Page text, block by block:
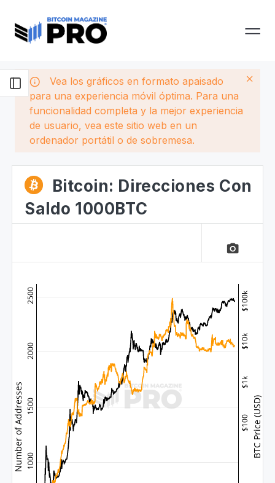
Vea los gráficos en formato apaisado
para una experiencia móvil óptima. Para una
funcionalidad completa y la mejor experiencia
de usuario, vea este sitio web en un
ordenador portátil o de sobremesa.
Bitcoin: Direcciones Con
Saldo 1000BTC
camera_alt
$100
$1k
$10k
$100k
1000
1500
2000
2500
BTC Price (USD)
Number of Addresses